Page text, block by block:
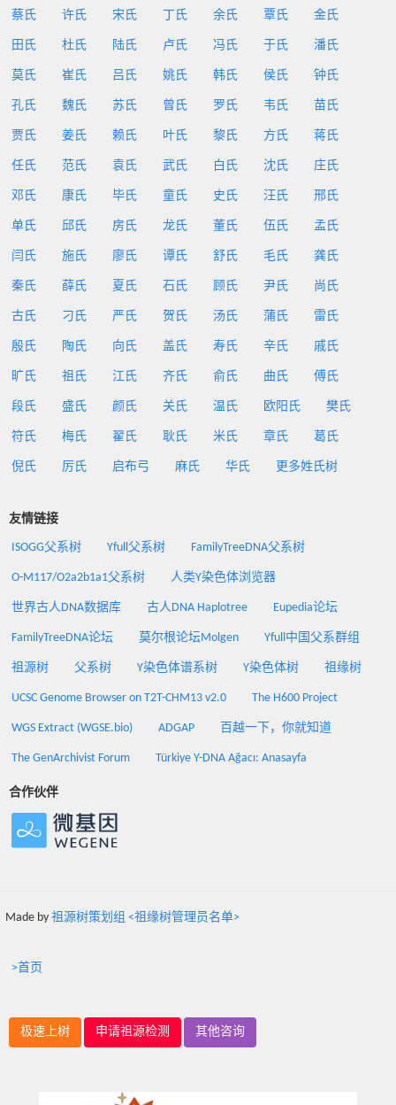
蔡氏 许氏 宋氏 丁氏 余氏 覃氏 金氏
田氏 杜氏 陆氏 卢氏 冯氏 于氏 潘氏
莫氏 崔氏 吕氏 姚氏 韩氏 侯氏 钟氏
孔氏 魏氏 苏氏 曾氏 罗氏 韦氏 苗氏
贾氏 姜氏 赖氏 叶氏 黎氏 方氏 蒋氏
任氏 范氏 袁氏 武氏 白氏 沈氏 庄氏
邓氏 康氏 毕氏 童氏 史氏 汪氏 邢氏
单氏 邱氏 房氏 龙氏 董氏 伍氏 孟氏
闫氏 施氏 廖氏 谭氏 舒氏 毛氏 龚氏
秦氏 薛氏 夏氏 石氏 顾氏 尹氏 尚氏
古氏 刁氏 严氏 贺氏 汤氏 蒲氏 雷氏
殷氏 陶氏 向氏 盖氏 寿氏 辛氏 戚氏
旷氏 祖氏 江氏 齐氏 俞氏 曲氏 傅氏
段氏 盛氏 颜氏 关氏 温氏 欧阳氏 樊氏
符氏 梅氏 翟氏 耿氏 米氏 章氏 葛氏
倪氏 厉氏 启布弓 麻氏 华氏 更多姓氏树
友情链接
ISOGG父系树 Yfull父系树 FamilyTreeDNA父系树
O-M117/O2a2b1a1父系树 人类Y染色体浏览器
世界古人DNA数据库 古人DNA Haplotree Eupedia论坛
FamilyTreeDNA论坛 莫尔根论坛Molgen Yfull中国父系群组
祖源树 父系树 Y染色体谱系树 Y染色体树 祖缘树
UCSC Genome Browser on T2T-CHM13 v2.0 The H600 Project
WGS Extract (WGSE.bio) ADGAP 百越一下，你就知道
The GenArchivist Forum Türkiye Y-DNA Ağacı: Anasayfa
合作伙伴
Made by 祖源树策划组 <祖缘树管理员名单>
>首页
极速上树 申请祖源检测 其他咨询